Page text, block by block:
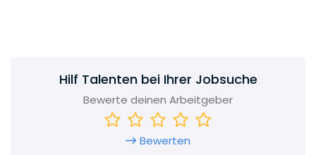
Hilf Talenten bei Ihrer Jobsuche
Bewerte deinen Arbeitgeber
Bewerten